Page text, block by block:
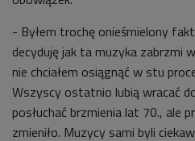
- Byłem trochę onieśmielony
decyduję jak ta muzyka zabrzmi
nie chciałem osiągnąć w stu
Wszyscy ostatnio lubią wracać
posłuchać brzmienia lat 70., ale
zmieniło. Muzycy sami byli